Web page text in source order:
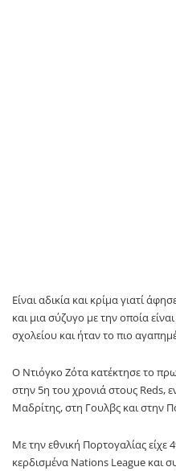
Είναι αδικία και κρίμα γιατί
και μια σύζυγο με την οποία
σχολείου και ήταν το πιο
Ο Ντιόγκο Ζότα κατέκτησε το
στην 5η του χρονιά στους Reds,
Μαδρίτης, στη Γουλβς και στην
Με την εθνική Πορτογαλίας είχε
κερδισμένα Nations League και